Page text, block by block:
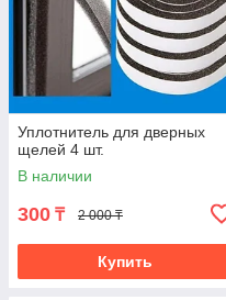
Уплотнитель для дверных
щелей 4 шт.
В наличии
300 ₸ 2 000 ₸
Купить